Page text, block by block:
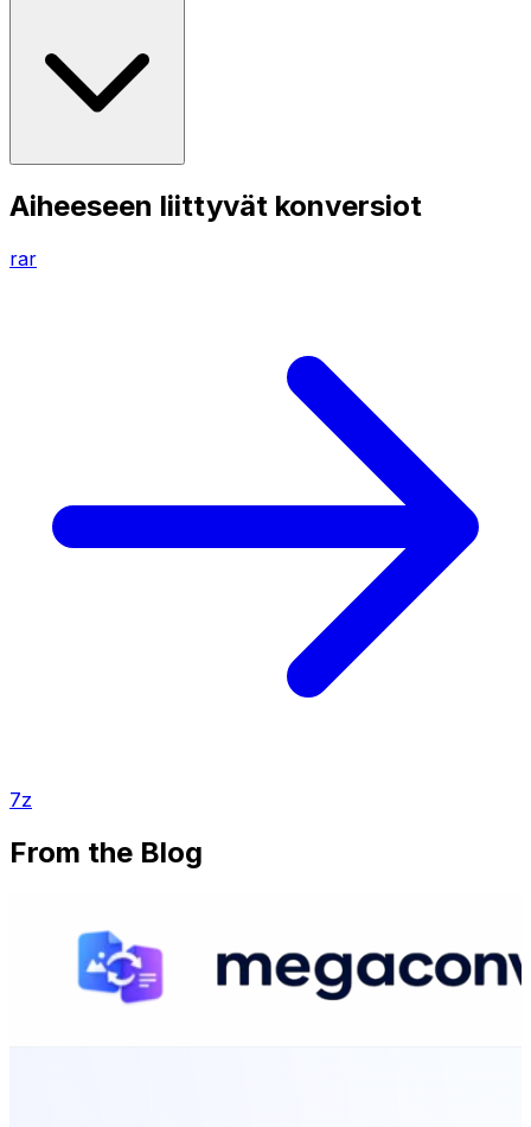
Aiheeseen liittyvät konversiot
rar
7z
From the Blog